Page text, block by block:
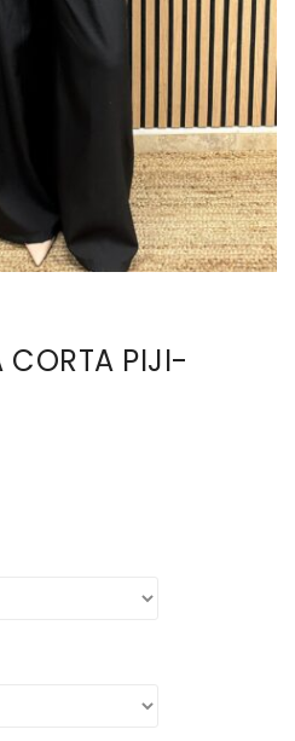
REGALO
CORTA PIJI-